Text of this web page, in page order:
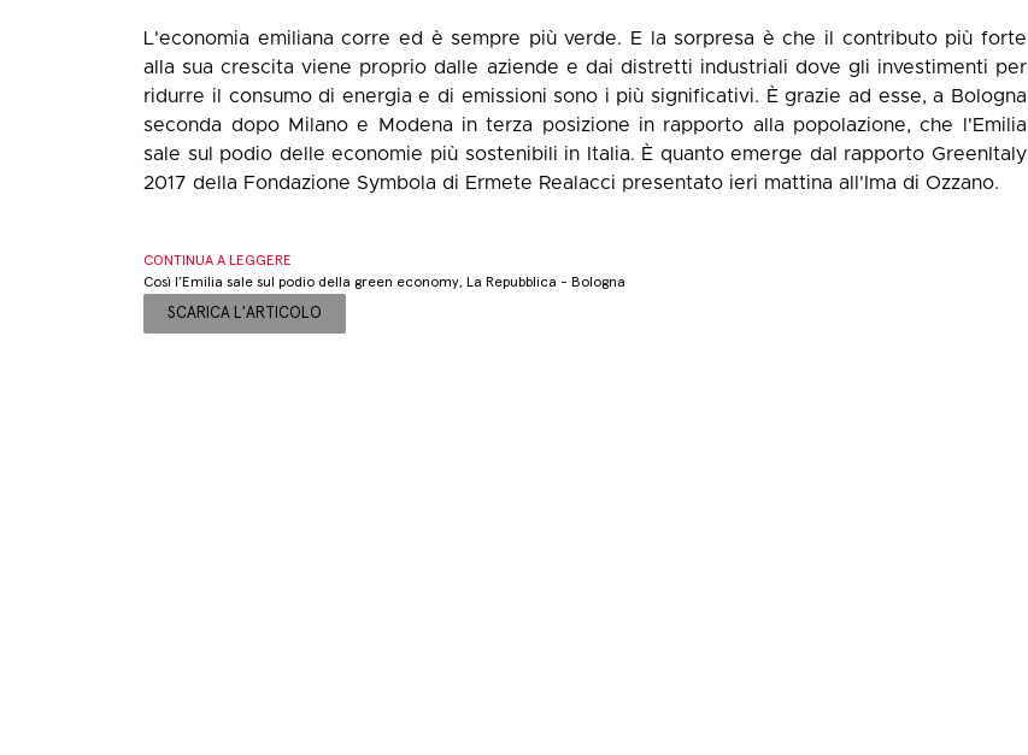
L'economia emiliana corre ed è sempre più verde. E la sorpresa è che il contributo più forte
alla sua crescita viene proprio dalle aziende e dai distretti industriali dove gli investimenti per
ridurre il consumo di energia e di emissioni sono i più significativi. È grazie ad esse, a Bologna
seconda dopo Milano e Modena in terza posizione in rapporto alla popolazione, che l'Emilia
sale sul podio delle economie più sostenibili in Italia. È quanto emerge dal rapporto GreenItaly
2017 della Fondazione Symbola di Ermete Realacci presentato ieri mattina all'Ima di Ozzano.
CONTINUA A LEGGERE
Così l’Emilia sale sul podio della green economy, La Repubblica - Bologna
SCARICA L'ARTICOLO